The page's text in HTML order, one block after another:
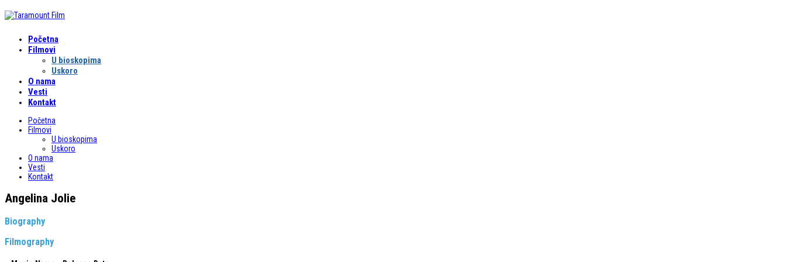
Početna
Filmovi
U bioskopima
Uskoro
O nama
Vesti
Kontakt
Početna
Filmovi
U bioskopima
Uskoro
O nama
Vesti
Kontakt
Angelina Jolie
Biography
Filmography